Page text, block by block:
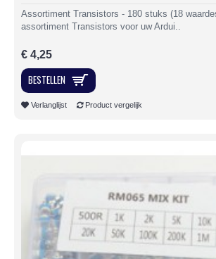
Assortiment Transistors - 180 stuks (18
assortiment Transistors voor uw Ardui..
€ 4,25
BESTELLEN
Verlanglijst Product vergelijk